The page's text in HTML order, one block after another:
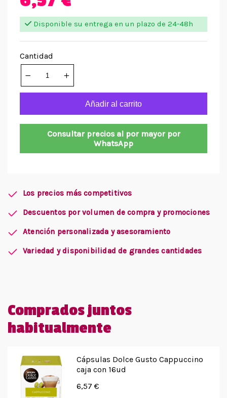
Disponible su entrega en un plazo de 24-48h
Cantidad
Añadir al carrito
Consultar precios al por mayor por
WhatsApp
Los precios más competitivos
Descuentos por volumen de compra y promociones
Atención personalizada y asesoramiento
Variedad y disponibilidad de grandes cantidades
Comprados juntos
habitualmente
Cápsulas Dolce Gusto Cappuccino
caja con 16ud
6,57 €